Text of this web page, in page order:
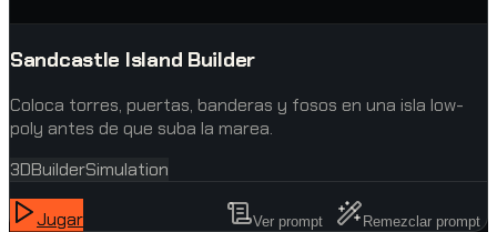
Sandcastle Island Builder
Coloca torres, puertas, banderas y fosos en una isla low-
poly antes de que suba la marea.
3DBuilderSimulation
Jugar Ver prompt Remezclar prompt